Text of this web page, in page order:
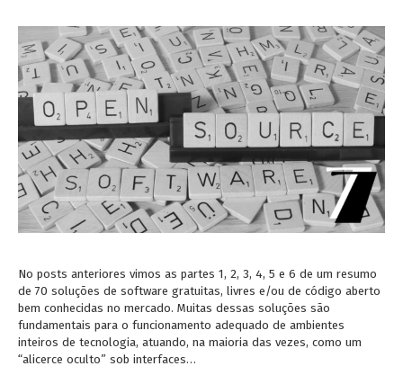
No posts anteriores vimos as partes 1, 2, 3, 4, 5 e 6 de um resumo
de 70 soluções de software gratuitas, livres e/ou de código aberto
bem conhecidas no mercado. Muitas dessas soluções são
fundamentais para o funcionamento adequado de ambientes
inteiros de tecnologia, atuando, na maioria das vezes, como um
“alicerce oculto” sob interfaces…